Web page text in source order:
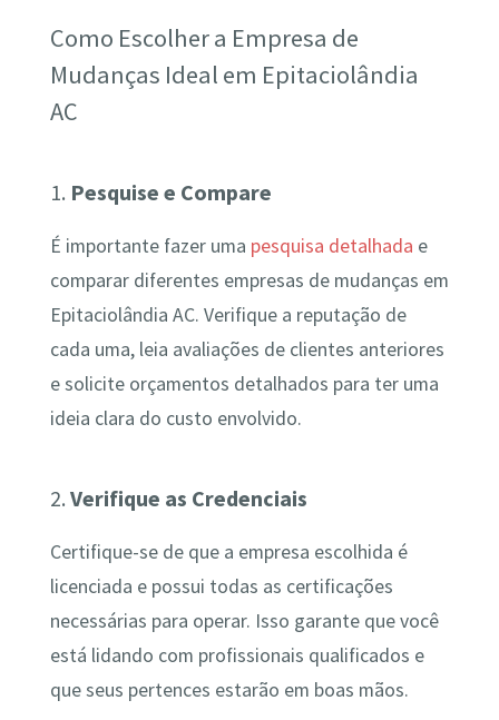
Como Escolher a Empresa de
Mudanças Ideal em Epitaciolândia
AC
1. Pesquise e Compare
É importante fazer uma pesquisa detalhada e
comparar diferentes empresas de mudanças em
Epitaciolândia AC. Verifique a reputação de
cada uma, leia avaliações de clientes anteriores
e solicite orçamentos detalhados para ter uma
ideia clara do custo envolvido.
2. Verifique as Credenciais
Certifique-se de que a empresa escolhida é
licenciada e possui todas as certificações
necessárias para operar. Isso garante que você
está lidando com profissionais qualificados e
que seus pertences estarão em boas mãos.